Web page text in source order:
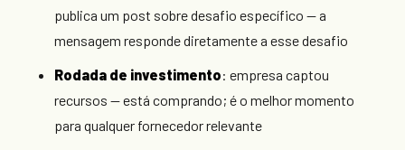
publica um post sobre desafio específico — a
mensagem responde diretamente a esse desafio
Rodada de investimento: empresa captou
recursos — está comprando; é o melhor momento
para qualquer fornecedor relevante